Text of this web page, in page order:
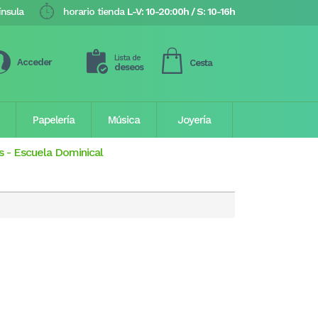
horario tienda L-V: 10-20:00h / S: 10-16h
Acceder Lista de
deseos Cesta
Papelería Música Joyería
- Escuela Dominical